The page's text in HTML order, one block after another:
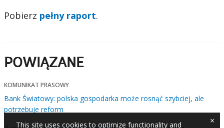
Pobierz pełny raport.
POWIĄZANE
KOMUNIKAT PRASOWY
Bank Światowy: polska gospodarka może rosnąć szybciej, ale
potrzebuje reform
This site uses cookies to optimize functionality and ×